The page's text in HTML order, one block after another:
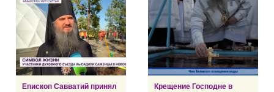
Епископ Савватий принял
Крещение Господне в